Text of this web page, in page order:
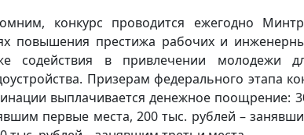
конкурс проводится ежегодно
повышения престижа рабочих и
содействия в привлечении молодежи
Призерам федерального этапа
выплачивается денежное поощрение:
первые места, 200 тыс. рублей –